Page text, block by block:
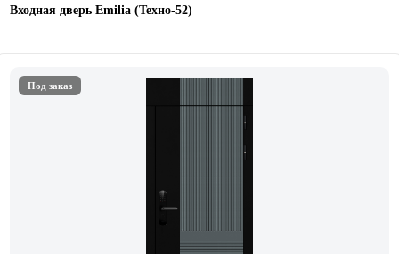
Входная дверь Emilia (Техно-52)
Под заказ